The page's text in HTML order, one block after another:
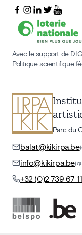
Avec le support de
Politique scientifique
Parc du
balat@kikirpa.be
info@kikirpa.be
+32 (0)2 739 67 11